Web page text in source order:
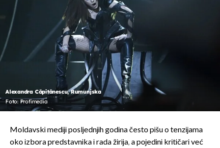
Alexandra Căpitănescu, Rumunjska
Foto: Profimedia
Moldavski mediji posljednjih godina često pišu o tenzijama
oko izbora predstavnika i rada žirija, a pojedini kritičari već